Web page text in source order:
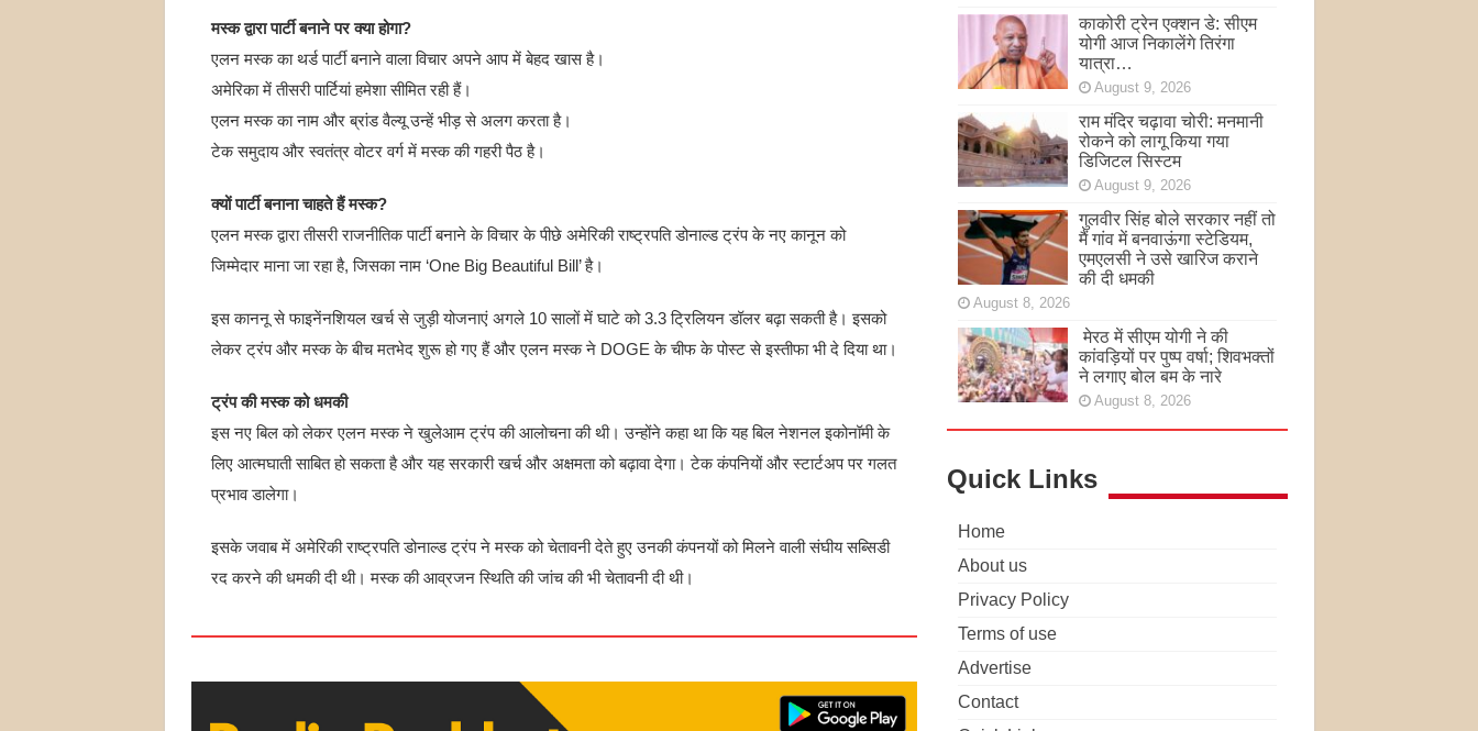
मस्क द्वारा पार्टी बनाने पर क्या होगा?
एलन मस्क का थर्ड पार्टी बनाने वाला विचार अपने आप में बेहद खास है।
अमेरिका में तीसरी पार्टियां हमेशा सीमित रही हैं।
एलन मस्क का नाम और ब्रांड वैल्यू उन्हें भीड़ से अलग करता है।
टेक समुदाय और स्वतंत्र वोटर वर्ग में मस्क की गहरी पैठ है।
क्यों पार्टी बनाना चाहते हैं मस्क?
एलन मस्क द्वारा तीसरी राजनीतिक पार्टी बनाने के विचार के पीछे अमेरिकी राष्ट्रपति डोनाल्ड ट्रंप के नए कानून को
जिम्मेदार माना जा रहा है, जिसका नाम ‘One Big Beautiful Bill’ है।
इस काननू से फाइनेंनशियल खर्च से जुड़ी योजनाएं अगले 10 सालों में घाटे को 3.3 ट्रिलियन डॉलर बढ़ा सकती है। इसको
लेकर ट्रंप और मस्क के बीच मतभेद शुरू हो गए हैं और एलन मस्क ने DOGE के चीफ के पोस्ट से इस्तीफा भी दे दिया था।
ट्रंप की मस्क को धमकी
इस नए बिल को लेकर एलन मस्क ने खुलेआम ट्रंप की आलोचना की थी। उन्होंने कहा था कि यह बिल नेशनल इकोनॉमी के
लिए आत्मघाती साबित हो सकता है और यह सरकारी खर्च और अक्षमता को बढ़ावा देगा। टेक कंपनियों और स्टार्टअप पर गलत
प्रभाव डालेगा।
इसके जवाब में अमेरिकी राष्ट्रपति डोनाल्ड ट्रंप ने मस्क को चेतावनी देते हुए उनकी कंपनयों को मिलने वाली संघीय सब्सिडी
रद करने की धमकी दी थी। मस्क की आव्रजन स्थिति की जांच की भी चेतावनी दी थी।
काकोरी ट्रेन एक्शन डे: सीएम
योगी आज निकालेंगे तिरंगा
यात्रा…
August 9, 2026
राम मंदिर चढ़ावा चोरी: मनमानी
रोकने को लागू किया गया
डिजिटल सिस्टम
August 9, 2026
गुलवीर सिंह बोले सरकार नहीं तो
मैं गांव में बनवाऊंगा स्टेडियम,
एमएलसी ने उसे खारिज कराने
की दी धमकी
August 8, 2026
मेरठ में सीएम योगी ने की
कांवड़ियों पर पुष्प वर्षा; शिवभक्तों
ने लगाए बोल बम के नारे
August 8, 2026
Quick Links
Home
About us
Privacy Policy
Terms of use
Advertise
Contact